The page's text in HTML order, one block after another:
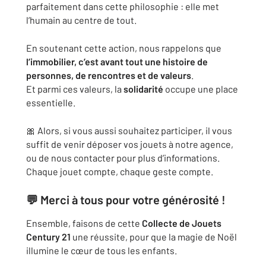
parfaitement dans cette philosophie : elle met
l’humain au centre de tout.
En soutenant cette action, nous rappelons que
l’immobilier, c’est avant tout une histoire de
personnes, de rencontres et de valeurs.
Et parmi ces valeurs, la solidarité occupe une place
essentielle.
🎀 Alors, si vous aussi souhaitez participer, il vous
suffit de venir déposer vos jouets à notre agence,
ou de nous contacter pour plus d’informations.
Chaque jouet compte, chaque geste compte.
💬 Merci à tous pour votre générosité !
Ensemble, faisons de cette Collecte de Jouets
Century 21 une réussite, pour que la magie de Noël
illumine le cœur de tous les enfants.